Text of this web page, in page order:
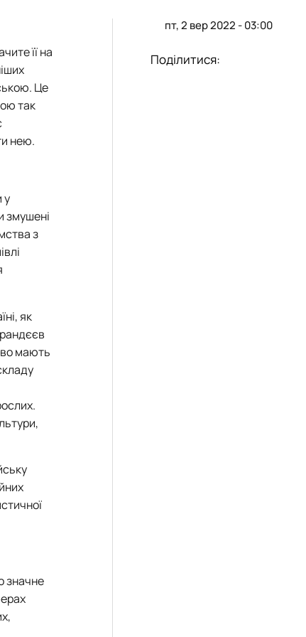
її на
Це
так
нею.
у
змушені
з
як
мають
значне
пт, 2 вер 2022 - 03:00
Поділитися: